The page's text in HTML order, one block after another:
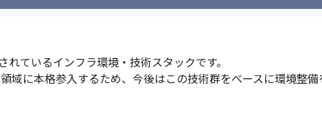
ているインフラ環境・技術スタックです。
域に本格参入するため、今後はこの技術群をベースに環境整備